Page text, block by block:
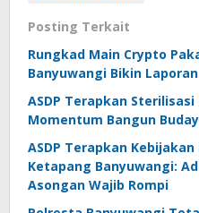
Posting Terkait
Rungkad Main Crypto
Banyuwangi Bikin
ASDP Terapkan
Momentum Bangun
ASDP Terapkan
Ketapang Banyuwangi:
Asongan Wajib Rompi